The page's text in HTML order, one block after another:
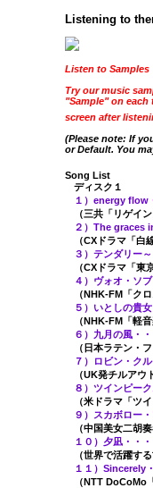
Listening to
Listen to Samples
Try our music
"Sample" on
screen after
(Please note: If
or Default. You
Song List
ディスク１
１）energy flow
（三共「リゲイ
２）The graces
（CXドラマ「
３）テンダリー
（CXドラマ「
４）ヴォオ・ソ
（NHK-FM「ク
５）いとしの貴
（NHK-FM「軽
６）九月の風・
（日本ラテン・
７）ロビン・ク
（UK発チルア
８）ツインピー
（米ドラマ「ツ
９）スカボロー
（中国美女二胡
１０）夕凪・・
（世界で活躍す
１１）Sincerely
（NTT DoCoMo